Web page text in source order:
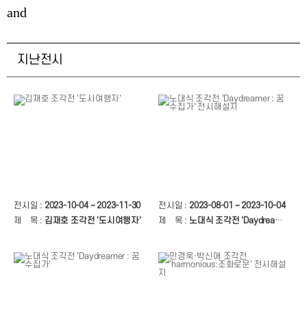
and
지난전시
전시일 : 2023-10-04 ~ 2023-11-30
제 목 : 김재호 조각전 '도시여행자'
전시일 : 2023-08-01 ~ 2023-10-04
제 목 : 노대식 조각전 'Daydreamer : 꿈 수집가' 전시해설지